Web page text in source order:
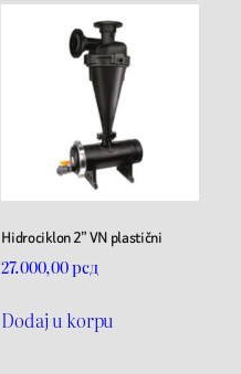
Hidrociklon 2” VN plastični
27.000,00рсд
Dodaj u korpu